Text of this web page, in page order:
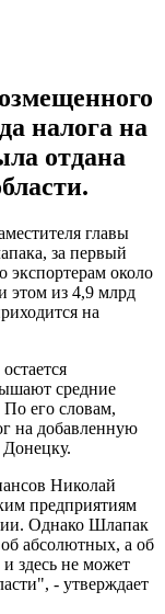
налога на
отдана
главы
за первый
экспортерам около
из 4,9 млрд
на
средние
его словам,
на добавленную
Николай
предприятиям
Однако Шлапак
об абсолютных, а об
здесь не может
- утверждает